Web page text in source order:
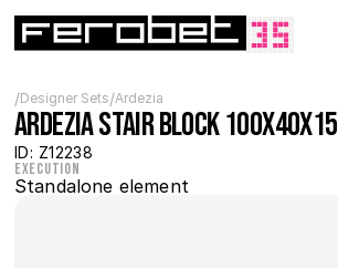
/Designer Sets/Ardezia
Ardezia Stair Block 100x40x15
ID: Z12238
Execution
Standalone element